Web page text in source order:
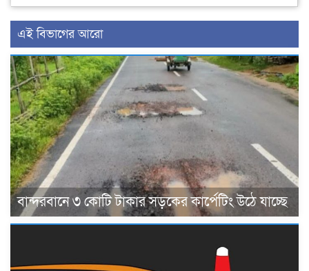
এই বিভাগের আরো
বান্দরবানে ৩ কোটি টাকার সড়কের কার্পেটিং উঠে যাচ্ছে